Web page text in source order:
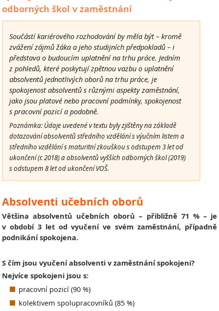
odborných škol v zaměstnání
Součástí kariérového rozhodování by měla být – kromě
zvážení zájmů žáka a jeho studijních předpokladů – i
představa o budoucím uplatnění na trhu práce. Jedním
z pohledů, které poskytují zpětnou vazbu o uplatnění
absolventů jednotlivých oborů na trhu práce, je
spokojenost absolventů s různými aspekty zaměstnání,
jako jsou platové nebo pracovní podmínky, spokojenost
s pracovní pozicí a podobně.
Poznámka: Údaje uvedené v textu byly zjištěny na základě
dotazování absolventů středního vzdělání s výučním listem a
středního vzdělání s maturitní zkouškou s odstupem 3 let od
ukončení (r. 2018) a absolventů vyšších odborných škol (2019)
s odstupem 8 let od ukončení VOŠ.
Absolventi učebních oborů
Většina absolventů učebních oborů – přibližně 71 % – je
v období 3 let od vyučení ve svém zaměstnání, případně
podnikání spokojena.
S čím jsou vyučení absolventi v zaměstnání spokojeni?
Nejvíce spokojeni jsou s:
pracovní pozicí (90 %)
kolektivem spolupracovníků (85 %)